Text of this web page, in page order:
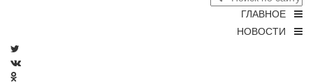
ГЛАВНОЕ
НОВОСТИ